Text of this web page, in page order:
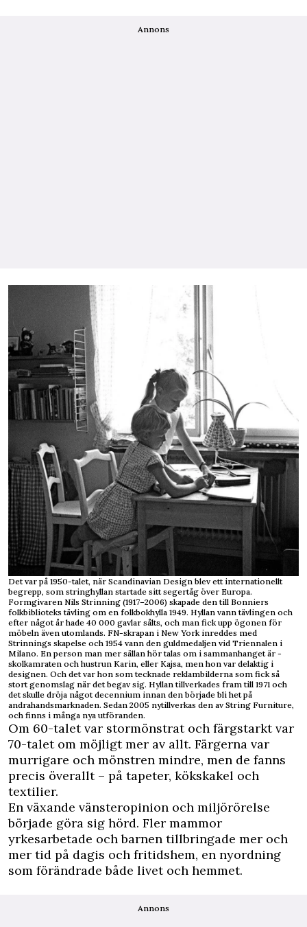
Annons
Det var på 1950-talet, när Scandinavian Design blev ett internationellt
begrepp, som stringhyllan startade sitt segertåg över Europa.
Formgivaren Nils Strinning (1917–2006) skapade den till Bonniers
folkbiblioteks tävling om en folkbokhylla 1949. Hyllan vann tävlingen och
efter något år hade 40 000 gavlar sålts, och man fick upp ögonen för
möbeln även utomlands. ­FN-skrapan i New York inreddes med
Strinnings skapelse och 1954 vann den guldmedaljen vid Triennalen i
Milano. En person man mer sällan hör talas om i sammanhanget är ­
skolkamraten och hustrun Karin, eller Kajsa, men hon var delaktig i
designen. Och det var hon som tecknade reklambilderna som fick så
stort genomslag när det begav sig. Hyllan tillverkades fram till 1971 och
det skulle dröja något decennium innan den började bli het på
andrahandsmarknaden. Sedan 2005 nytillverkas den av String Furniture,
och finns i många nya utföranden.
Om 60-talet var stormönstrat och färgstarkt var
70-talet om möjligt mer av allt. Färgerna var
murrigare och mönstren mindre, men de fanns
precis överallt – på tapeter, kökskakel och
textilier.
En växande vänsteropinion och miljörörelse
började göra sig hörd. Fler mammor
yrkesarbetade och barnen tillbringade mer och
mer tid på dagis och fritidshem, en nyordning
som förändrade både livet och hemmet.
Annons